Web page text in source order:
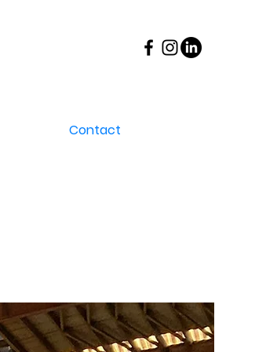
Contact